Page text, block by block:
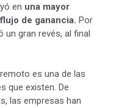
en una mayor
de ganancia. Por
un gran revés, al final
es una de las
que existen. De
las empresas han